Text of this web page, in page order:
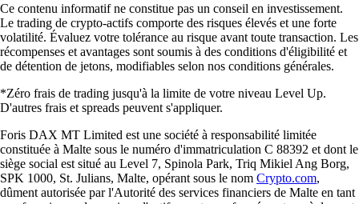
Ce contenu informatif ne constitue pas un conseil en investissement.
Le trading de crypto-actifs comporte des risques élevés et une forte
volatilité. Évaluez votre tolérance au risque avant toute transaction. Les
récompenses et avantages sont soumis à des conditions d'éligibilité et
de détention de jetons, modifiables selon nos conditions générales.
*Zéro frais de trading jusqu'à la limite de votre niveau Level Up.
D'autres frais et spreads peuvent s'appliquer.
Foris DAX MT Limited est une société à responsabilité limitée
constituée à Malte sous le numéro d'immatriculation C 88392 et dont le
siège social est situé au Level 7, Spinola Park, Triq Mikiel Ang Borg,
SPK 1000, St. Julians, Malte, opérant sous le nom Crypto.com,
dûment autorisée par l'Autorité des services financiers de Malte en tant